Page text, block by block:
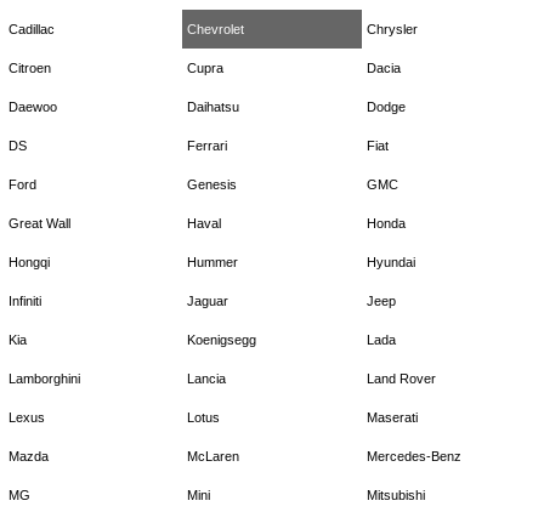
Cadillac Chevrolet Chrysler
Citroen Cupra Dacia
Daewoo Daihatsu Dodge
DS Ferrari Fiat
Ford Genesis GMC
Great Wall Haval Honda
Hongqi Hummer Hyundai
Infiniti Jaguar Jeep
Kia Koenigsegg Lada
Lamborghini Lancia Land Rover
Lexus Lotus Maserati
Mazda McLaren Mercedes-Benz
MG Mini Mitsubishi